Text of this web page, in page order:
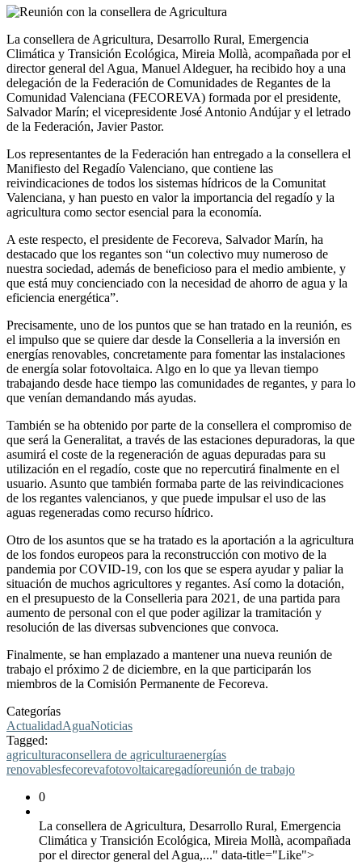
La consellera de Agricultura, Desarrollo Rural, Emergencia
Climática y Transición Ecológica, Mireia Mollà, acompañada por el
director general del Agua, Manuel Aldeguer, ha recibido hoy a una
delegación de la Federación de Comunidades de Regantes de la
Comunidad Valenciana (FECOREVA) formada por el presidente,
Salvador Marín; el vicepresidente José Antonio Andújar y el letrado
de la Federación, Javier Pastor.
Los representantes de la Federación han entregado a la consellera el
Manifiesto del Regadío Valenciano, que contiene las
reivindicaciones de todos los sistemas hídricos de la Comunitat
Valenciana, y han puesto en valor la importancia del regadío y la
agricultura como sector esencial para la economía.
A este respecto, el presidente de Fecoreva, Salvador Marín, ha
destacado que los regantes son “un colectivo muy numeroso de
nuestra sociedad, además de beneficioso para el medio ambiente, y
que está muy concienciado con la necesidad de ahorro de agua y la
eficiencia energética”.
Precisamente, uno de los puntos que se han tratado en la reunión, es
el impulso que se quiere dar desde la Conselleria a la inversión en
energías renovables, concretamente para fomentar las instalaciones
de energía solar fotovoltaica. Algo en lo que ya llevan tiempo
trabajando desde hace tiempo las comunidades de regantes, y para lo
que venían demandando más ayudas.
También se ha obtenido por parte de la consellera el compromiso de
que será la Generalitat, a través de las estaciones depuradoras, la que
asumirá el coste de la regeneración de aguas depuradas para su
utilización en el regadío, coste que no repercutirá finalmente en el
usuario. Asunto que también formaba parte de las reivindicaciones
de los regantes valencianos, y que puede impulsar el uso de las
aguas regeneradas como recurso hídrico.
Otro de los asuntos que se ha tratado es la aportación a la agricultura
de los fondos europeos para la reconstrucción con motivo de la
pandemia por COVID-19, con los que se espera ayudar y paliar la
situación de muchos agricultores y regantes. Así como la dotación,
en el presupuesto de la Conselleria para 2021, de una partida para
aumento de personal con el que poder agilizar la tramitación y
resolución de las diversas subvenciones que convoca.
Finalmente, se han emplazado a mantener una nueva reunión de
trabajo el próximo 2 de diciembre, en la que participarán los
miembros de la Comisión Permanente de Fecoreva.
Categorías
ActualidadAguaNoticias
Tagged:
agriculturaconsellera de agriculturaenergías
renovablesfecorevafotovoltaicaregadíoreunión de trabajo
0
La consellera de Agricultura, Desarrollo Rural, Emergencia
Climática y Transición Ecológica, Mireia Mollà, acompañada
por el director general del Agua,..." data-title="Like">